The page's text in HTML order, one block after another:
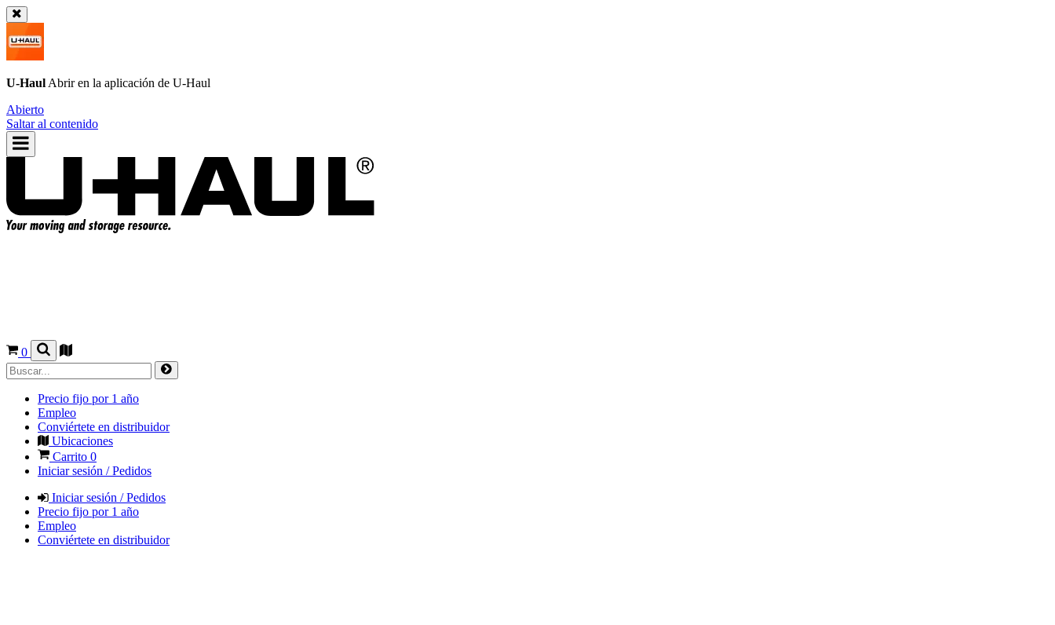
U-Haul Abrir en la aplicación de U-Haul
Abierto
Saltar al contenido
0
Precio fijo por 1 año
Empleo
Conviértete en distribuidor
Ubicaciones
Carrito 0
Iniciar sesión / Pedidos
Iniciar sesión / Pedidos
Precio fijo por 1 año
Empleo
Conviértete en distribuidor